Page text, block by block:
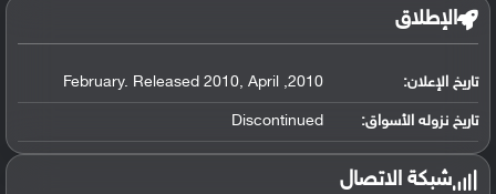
الإطلاق
تاريخ الإعلان: 2010, February. Released 2010, April
تاريخ نزوله الأسواق: Discontinued
شبكة الاتصال